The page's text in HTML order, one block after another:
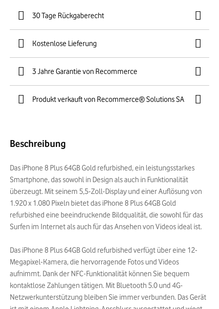
30 Tage Rückgaberecht
Kostenlose Lieferung
3 Jahre Garantie von Recommerce
Produkt verkauft von Recommerce® Solutions SA
Beschreibung
Das iPhone 8 Plus 64GB Gold refurbished, ein leistungsstarkes
Smartphone, das sowohl in Design als auch in Funktionalität
überzeugt. Mit seinem 5,5-Zoll-Display und einer Auflösung von
1.920 x 1.080 Pixeln bietet das iPhone 8 Plus 64GB Gold
refurbished eine beeindruckende Bildqualität, die sowohl für das
Surfen im Internet als auch für das Ansehen von Videos ideal ist.
Das iPhone 8 Plus 64GB Gold refurbished verfügt über eine 12-
Megapixel-Kamera, die hervorragende Fotos und Videos
aufnimmt. Dank der NFC-Funktionalität können Sie bequem
kontaktlose Zahlungen tätigen. Mit Bluetooth 5.0 und 4G-
Netzwerkunterstützung bleiben Sie immer verbunden. Das Gerät